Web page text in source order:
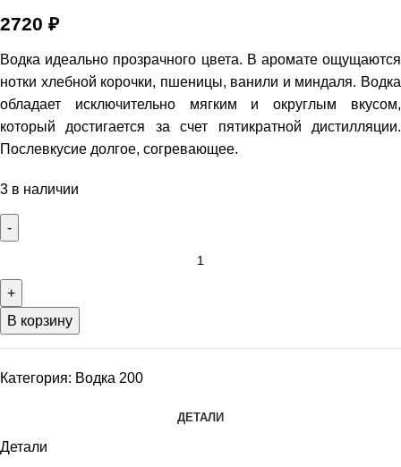
2720 ₽
Водка идеально прозрачного цвета. В аромате ощущаются
нотки хлебной корочки, пшеницы, ванили и миндаля. Водка
обладает исключительно мягким и округлым вкусом,
который достигается за счет пятикратной дистилляции.
Послевкусие долгое, согревающее.
3 в наличии
В корзину
Категория: Водка 200
ДЕТАЛИ
Детали